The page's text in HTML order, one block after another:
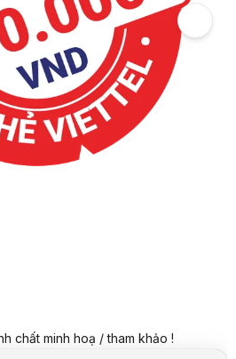
Mua trả góp 0%
giá trị đến 31/12/2028) chính hãng, giá
Mãi
phẩm - 131 Lê Thanh Nghị - Bạch Mai -
Khoái - Phường Hồng Hà - Thành
chất minh hoạ / tham khảo !